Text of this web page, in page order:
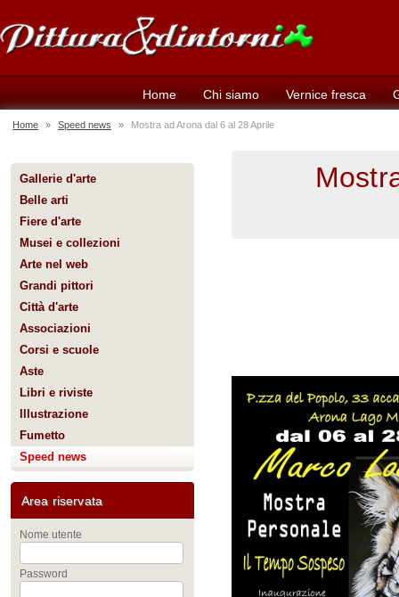
Home Chi siamo Vernice fresca
Home » Speed news » Mostra ad Arona dal 6 al 28 Aprile
Gallerie d'arte
Belle arti
Fiere d'arte
Musei e collezioni
Arte nel web
Grandi pittori
Città d'arte
Associazioni
Corsi e scuole
Aste
Libri e riviste
Illustrazione
Fumetto
Speed news
Area riservata
Nome utente
Password